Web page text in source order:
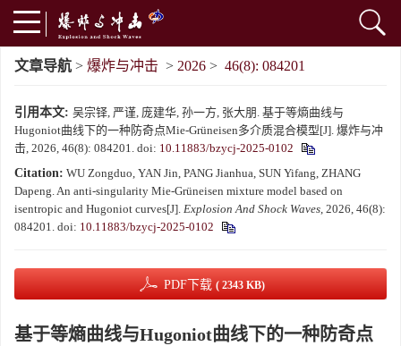
文章导航 > 爆炸与冲击 > 2026 > 46(8): 084201
引用本文: 吴宗铎, 严谨, 庞建华, 孙一方, 张大朋. 基于等熵曲线与
Hugoniot曲线下的一种防奇点Mie-Grüneisen多介质混合模型[J]. 爆炸与冲
击, 2026, 46(8): 084201. doi: 10.11883/bzycj-2025-0102
Citation: WU Zongduo, YAN Jin, PANG Jianhua, SUN Yifang, ZHANG
Dapeng. An anti-singularity Mie-Grüneisen mixture model based on
isentropic and Hugoniot curves[J]. Explosion And Shock Waves, 2026, 46(8):
084201. doi: 10.11883/bzycj-2025-0102
PDF下载 ( 2343 KB)
基于等熵曲线与Hugoniot曲线下的一种防奇点